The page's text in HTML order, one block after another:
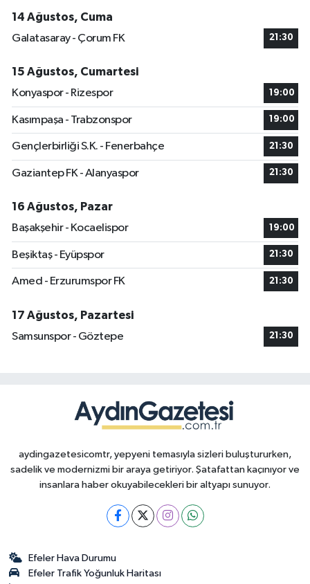
14 Ağustos, Cuma
Galatasaray - Çorum FK
21:30
15 Ağustos, Cumartesi
Konyaspor - Rizespor
19:00
Kasımpaşa - Trabzonspor 19:00
Gençlerbirliği S.K. - Fenerbahçe 21:30
Gaziantep FK - Alanyaspor 21:30
16 Ağustos, Pazar
Başakşehir - Kocaelispor
19:00
Beşiktaş - Eyüpspor 21:30
Amed - Erzurumspor FK 21:30
17 Ağustos, Pazartesi
Samsunspor - Göztepe
21:30
aydingazetesicomtr, yepyeni temasıyla sizleri buluştururken,
sadelik ve modernizmi bir araya getiriyor. Şatafattan kaçınıyor ve
insanlara haber okuyabilecekleri bir altyapı sunuyor.
Efeler Hava Durumu
Efeler Trafik Yoğunluk Haritası